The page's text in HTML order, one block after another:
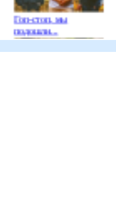
Гоп-стоп, мы
подошли...